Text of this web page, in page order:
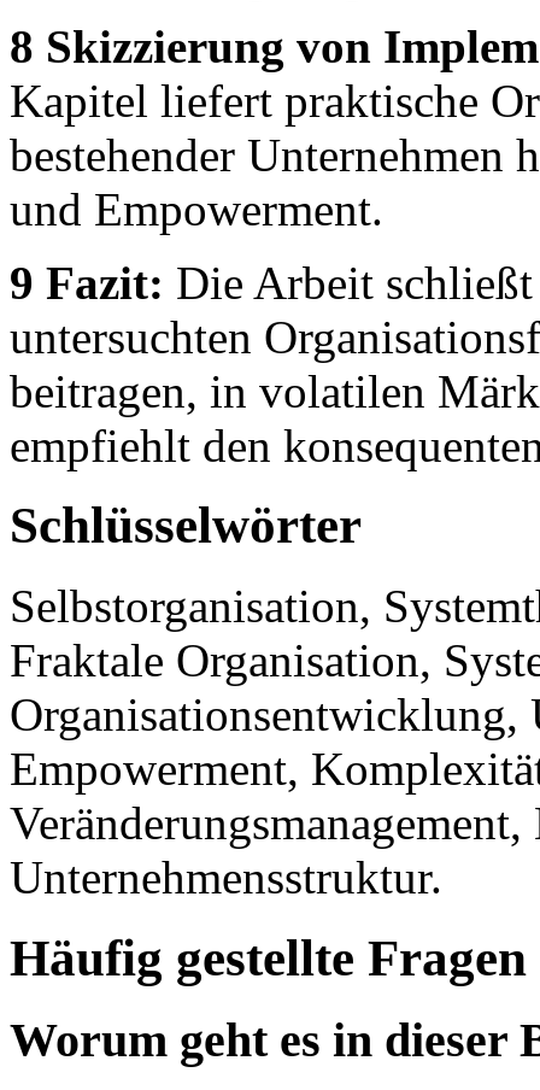
8 Skizzierung von
Kapitel liefert praktische
bestehender Unternehmen
und Empowerment.
9 Fazit: Die Arbeit
untersuchten
beitragen, in volatilen
empfiehlt den
Schlüsselwörter
Selbstorganisation,
Fraktale Organisation,
Empowerment,
Unternehmensstruktur.
Häufig gestellte Fragen
Worum geht es in dieser